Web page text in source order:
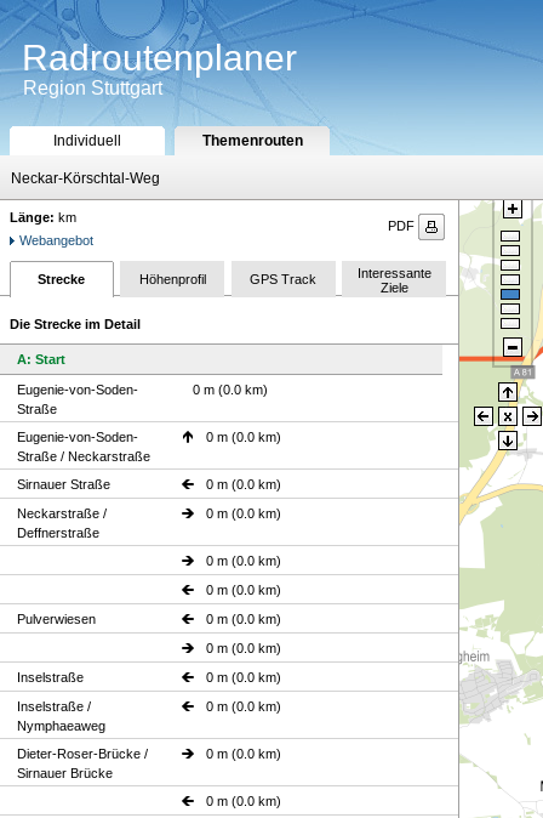
Radroutenplaner
Region Stuttgart
Individuell Themenrouten
Neckar-Körschtal-Weg
Länge: km
Webangebot
PDF
Strecke Höhenprofil GPS Track
Interessante
Ziele
Die Strecke im Detail
A: Start
Eugenie-von-Soden-
Straße
0 m (0.0 km)
Eugenie-von-Soden-
Straße / Neckarstraße
0 m (0.0 km)
Sirnauer Straße
0 m (0.0 km)
Neckarstraße /
Deffnerstraße
0 m (0.0 km)
0 m (0.0 km)
0 m (0.0 km)
Pulverwiesen
0 m (0.0 km)
0 m (0.0 km)
Inselstraße
0 m (0.0 km)
Inselstraße /
Nymphaeaweg
0 m (0.0 km)
Dieter-Roser-Brücke /
Sirnauer Brücke
0 m (0.0 km)
0 m (0.0 km)